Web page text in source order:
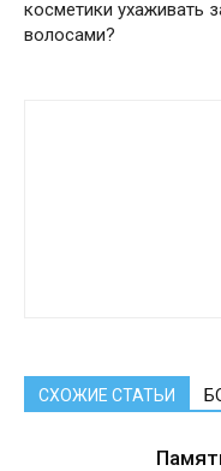
косметики ухаживать
волосами?
СХОЖИЕ СТАТЬИ